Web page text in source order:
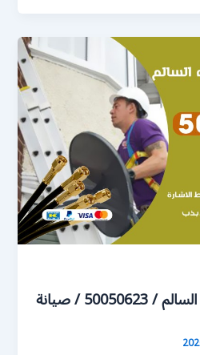
فني ستلايت عبد الله السالم / 50050623 / صيانة